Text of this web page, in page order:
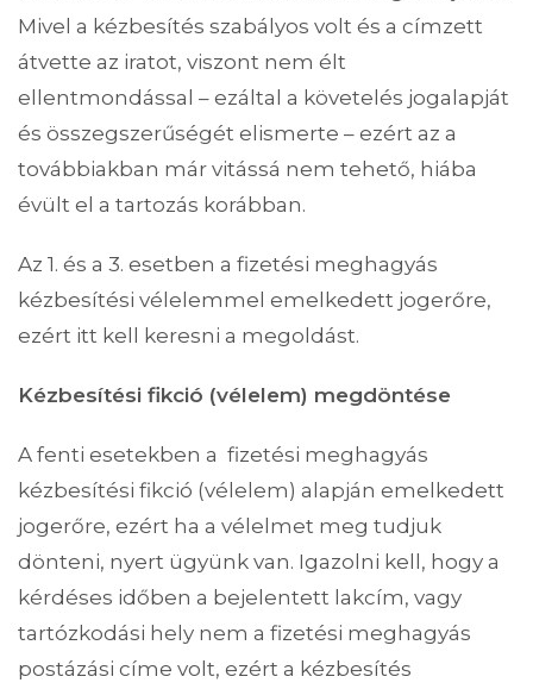
Mivel a kézbesítés szabályos volt és a címzett
átvette az iratot, viszont nem élt
ellentmondással – ezáltal a követelés jogalapját
és összegszerűségét elismerte – ezért az a
továbbiakban már vitássá nem tehető, hiába
évült el a tartozás korábban.
Az 1. és a 3. esetben a fizetési meghagyás
kézbesítési vélelemmel emelkedett jogerőre,
ezért itt kell keresni a megoldást.
Kézbesítési fikció (vélelem) megdöntése
A fenti esetekben a fizetési meghagyás
kézbesítési fikció (vélelem) alapján emelkedett
jogerőre, ezért ha a vélelmet meg tudjuk
dönteni, nyert ügyünk van. Igazolni kell, hogy a
kérdéses időben a bejelentett lakcím, vagy
tartózkodási hely nem a fizetési meghagyás
postázási címe volt, ezért a kézbesítés